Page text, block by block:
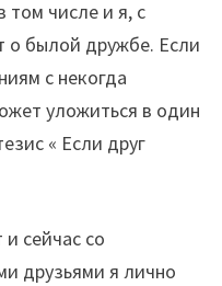
том числе и я, с
о былой дружбе. Если
с некогда
уложиться в один
« Если друг
сейчас со
друзьями я лично